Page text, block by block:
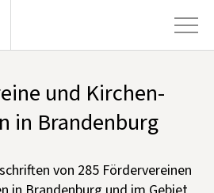
+
und Kirchen-
in Brandenburg
von 285 Fördervereinen